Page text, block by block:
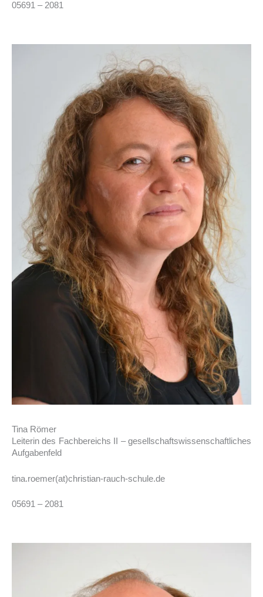
05691 – 2081
Tina Römer
Leiterin des Fachbereichs II – gesellschaftswissenschaftliches
Aufgabenfeld
tina.roemer(at)christian-rauch-schule.de
05691 – 2081